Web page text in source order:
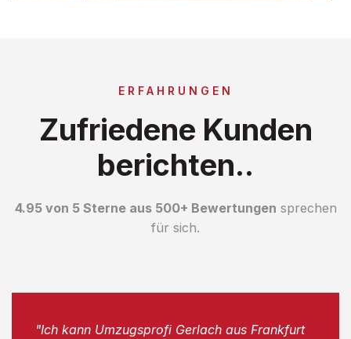
ERFAHRUNGEN
Zufriedene Kunden
berichten..
4.95 von 5 Sterne aus 500+ Bewertungen sprechen
für sich.
"Ich kann Umzugsprofi Gerlach aus Frankfurt